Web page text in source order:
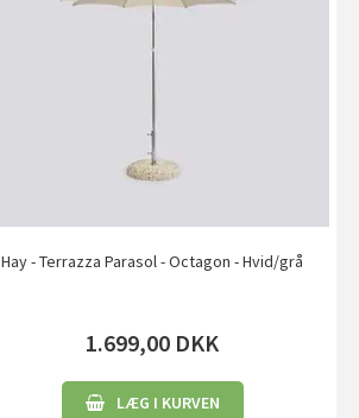
Hay - Terrazza Parasol - Octagon - Hvid/grå
1.699,00 DKK
LÆG I KURVEN